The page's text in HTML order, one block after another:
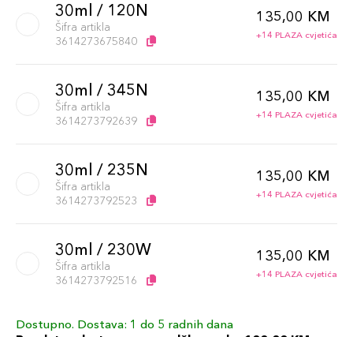
30ml / 120N
Šifra artikla
3614273675840
135,00 KM
+14 PLAZA cvjetića
30ml / 345N
Šifra artikla
3614273792639
135,00 KM
+14 PLAZA cvjetića
30ml / 235N
Šifra artikla
3614273792523
135,00 KM
+14 PLAZA cvjetića
30ml / 230W
Šifra artikla
3614273792516
135,00 KM
+14 PLAZA cvjetića
30ml / 105W
Dostupno. Dostava: 1 do 5 radnih dana